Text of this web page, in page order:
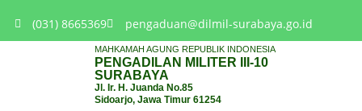
(031) 8665369 pengaduan@dilmil-surabaya.go.id
MAHKAMAH AGUNG REPUBLIK INDONESIA
PENGADILAN MILITER III-10
SURABAYA
Jl. Ir. H. Juanda No.85
Sidoarjo, Jawa Timur 61254